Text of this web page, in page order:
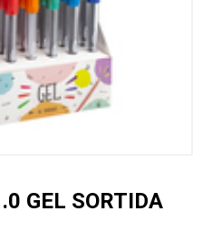
GEL SORTIDA